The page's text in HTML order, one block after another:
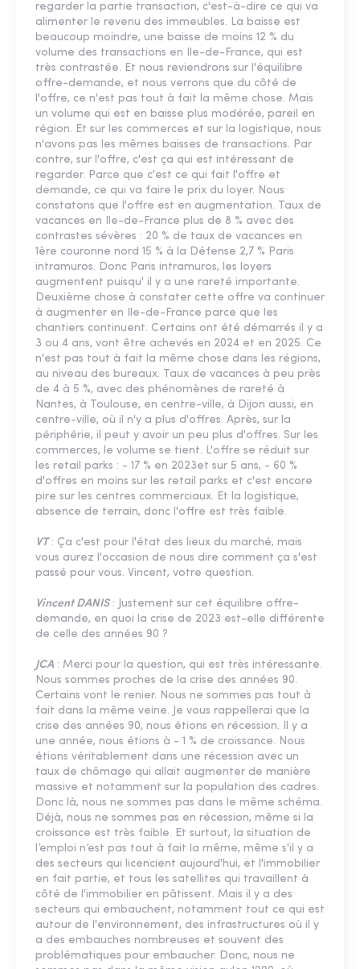
regarder la partie transaction, c'est-à-dire ce qui va
alimenter le revenu des immeubles. La baisse est
beaucoup moindre, une baisse de moins 12 % du
volume des transactions en Ile-de-France, qui est
très contrastée. Et nous reviendrons sur l'équilibre
offre-demande, et nous verrons que du côté de
l'offre, ce n'est pas tout à fait la même chose. Mais
un volume qui est en baisse plus modérée, pareil en
région. Et sur les commerces et sur la logistique, nous
n'avons pas les mêmes baisses de transactions. Par
contre, sur l'offre, c'est ça qui est intéressant de
regarder. Parce que c'est ce qui fait l'offre et
demande, ce qui va faire le prix du loyer. Nous
constatons que l'offre est en augmentation. Taux de
vacances en Ile-de-France plus de 8 % avec des
contrastes sévères : 20 % de taux de vacances en
1ère couronne nord 15 % à la Défense 2,7 % Paris
intramuros. Donc Paris intramuros, les loyers
augmentent puisqu' il y a une rareté importante.
Deuxième chose à constater cette offre va continuer
à augmenter en Ile-de-France parce que les
chantiers continuent. Certains ont été démarrés il y a
3 ou 4 ans, vont être achevés en 2024 et en 2025. Ce
n'est pas tout à fait la même chose dans les régions,
au niveau des bureaux. Taux de vacances à peu près
de 4 à 5 %, avec des phénomènes de rareté à
Nantes, à Toulouse, en centre-ville, à Dijon aussi, en
centre-ville, où il n'y a plus d'offres. Après, sur la
périphérie, il peut y avoir un peu plus d'offres. Sur les
commerces, le volume se tient. L'offre se réduit sur
les retail parks : - 17 % en 2023et sur 5 ans, - 60 %
d'offres en moins sur les retail parks et c'est encore
pire sur les centres commerciaux. Et la logistique,
absence de terrain, donc l'offre est très faible.
VT: Ça c'est pour l'état des lieux du marché, mais
vous aurez l'occasion de nous dire comment ça s'est
passé pour vous. Vincent, votre question.
Vincent DANIS: Justement sur cet équilibre offre-
demande, en quoi la crise de 2023 est-elle différente
de celle des années 90 ?
JCA : Merci pour la question, qui est très intéressante.
Nous sommes proches de la crise des années 90.
Certains vont le renier. Nous ne sommes pas tout à
fait dans la même veine. Je vous rappellerai que la
crise des années 90, nous étions en récession. Il y a
une année, nous étions à - 1 % de croissance. Nous
étions véritablement dans une récession avec un
taux de chômage qui allait augmenter de manière
massive et notamment sur la population des cadres.
Donc là, nous ne sommes pas dans le même schéma.
Déjà, nous ne sommes pas en récession, même si la
croissance est très faible. Et surtout, la situation de
l’emploi n’est pas tout à fait la même, même s'il y a
des secteurs qui licencient aujourd'hui, et l'immobilier
en fait partie, et tous les satellites qui travaillent à
côté de l'immobilier en pâtissent. Mais il y a des
secteurs qui embauchent, notamment tout ce qui est
autour de l'environnement, des infrastructures où il y
a des embauches nombreuses et souvent des
problématiques pour embaucher. Donc, nous ne